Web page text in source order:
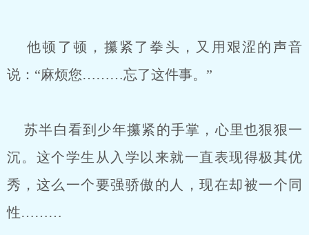
他顿了顿，攥紧了拳头，又用艰涩的声音
说：“麻烦您………忘了这件事。”
苏半白看到少年攥紧的手掌，心里也狠狠一
沉。这个学生从入学以来就一直表现得极其优
秀，这么一个要强骄傲的人，现在却被一个同
性………